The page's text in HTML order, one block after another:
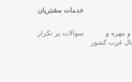
و مهره و
غرب کشور
خدمات مشتریان
سوالات پر تکرار